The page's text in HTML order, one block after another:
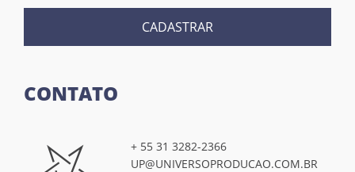
CADASTRAR
CONTATO
+ 55 31 3282-2366
UP@UNIVERSOPRODUCAO.COM.BR